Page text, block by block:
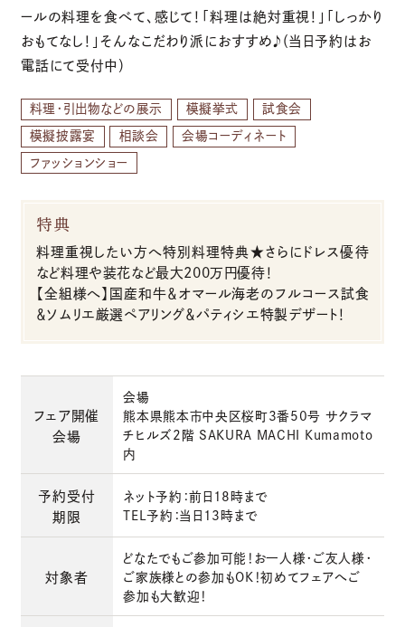
096-319-2022
平日12:00-19:00
土日祝9:00-19:00（火・水曜日定休）
ールの料理を食べて、感じて！「料理は絶対重視！」「しっかり
おもてなし！」そんなこだわり派におすすめ♪（当日予約はお
電話にて受付中）
料理・引出物などの展示 模擬挙式 試食会
模擬披露宴 相談会 会場コーディネート
ファッションショー
特典
料理重視したい方へ特別料理特典★さらにドレス優待
など料理や装花など最大200万円優待！
【全組様へ】国産和牛＆オマール海老のフルコース試食
＆ソムリエ厳選ペアリング＆パティシエ特製デザート！
フェア開催
会場
会場
熊本県熊本市中央区桜町3番50号 サクラマ
チヒルズ2階 SAKURA MACHI Kumamoto
内
予約受付
期限
ネット予約：前日18時まで
TEL予約：当日13時まで
対象者
どなたでもご参加可能！お一人様・ご友人様・
ご家族様との参加もOK！初めてフェアへご
参加も大歓迎！